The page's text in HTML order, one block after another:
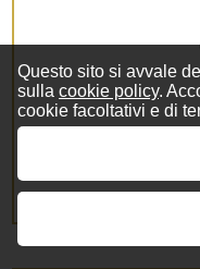
Questo sito si avvale
sulla cookie policy.
cookie facoltativi e di